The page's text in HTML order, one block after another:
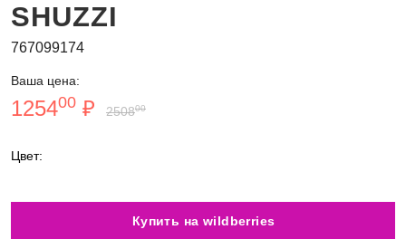
SHUZZI
767099174
Ваша цена:
125400 ₽ 250800
Цвет:
Купить на wildberries